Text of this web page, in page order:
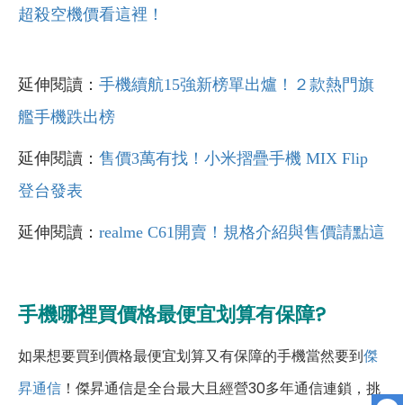
超殺空機價看這裡！
延伸閱讀： 手機續航15強新榜單出爐！２款熱門旗
艦手機跌出榜
延伸閱讀： 售價3萬有找！小米摺疊手機 MIX Flip
登台發表
延伸閱讀： realme C61開賣！規格介紹與售價請點這
手機哪裡買價格最便宜划算有保障?
如果想要買到價格最便宜划算又有保障的手機當然要到傑
昇通信 ！傑昇通信是全台最大且經營30多年通信連鎖，挑